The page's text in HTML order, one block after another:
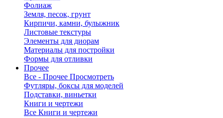
Фолиаж
Земля, песок, грунт
Кирпичи, камни, булыжник
Листовые текстуры
Элементы для диорам
Материалы для постройки
Формы для отливки
Прочее
Все - Прочее Просмотреть
Футляры, боксы для моделей
Подставки, виньетки
Книги и чертежи
Все Книги и чертежи